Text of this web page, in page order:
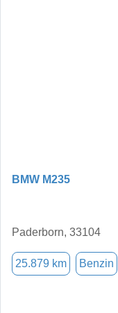
BMW M235
Paderborn, 33104
25.879 km Benzin